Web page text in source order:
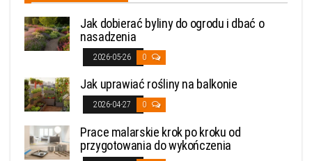
Jak dobierać byliny do ogrodu i dbać o
nasadzenia
2026-05-26 0
Jak uprawiać rośliny na balkonie
2026-04-27 0
Prace malarskie krok po kroku od
przygotowania do wykończenia